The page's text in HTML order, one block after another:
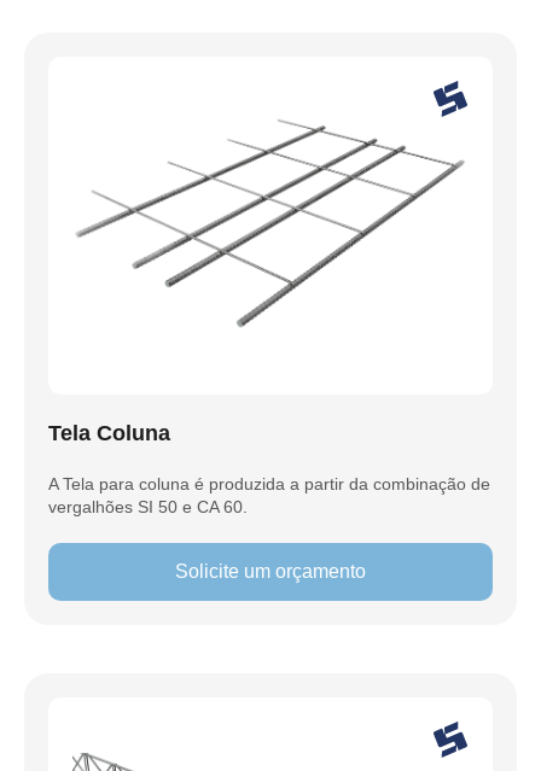
Tela Coluna
A Tela para coluna é produzida a partir da combinação de
vergalhões SI 50 e CA 60.
Solicite um orçamento